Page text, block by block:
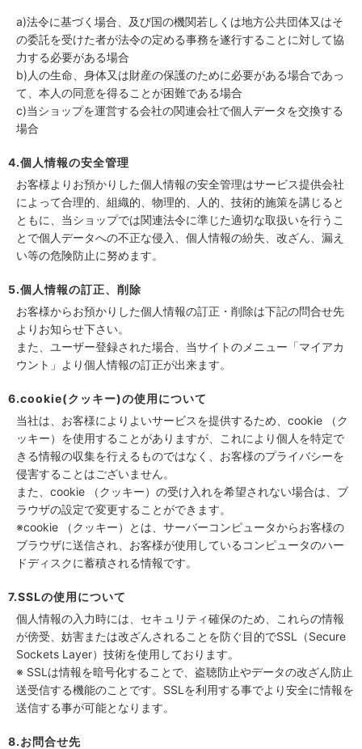
a)法令に基づく場合、及び国の機関若しくは地方公共団体又はそ
の委託を受けた者が法令の定める事務を遂行することに対して協
力する必要がある場合
b)人の生命、身体又は財産の保護のために必要がある場合であっ
て、本人の同意を得ることが困難である場合
c)当ショップを運営する会社の関連会社で個人データを交換する
場合
4.個人情報の安全管理
お客様よりお預かりした個人情報の安全管理はサービス提供会社
によって合理的、組織的、物理的、人的、技術的施策を講じると
ともに、当ショップでは関連法令に準じた適切な取扱いを行うこ
とで個人データへの不正な侵入、個人情報の紛失、改ざん、漏え
い等の危険防止に努めます。
5.個人情報の訂正、削除
お客様からお預かりした個人情報の訂正・削除は下記の問合せ先
よりお知らせ下さい。
また、ユーザー登録された場合、当サイトのメニュー「マイアカ
ウント」より個人情報の訂正が出来ます。
6.cookie(クッキー)の使用について
当社は、お客様によりよいサービスを提供するため、cookie （ク
ッキー）を使用することがありますが、これにより個人を特定で
きる情報の収集を行えるものではなく、お客様のプライバシーを
侵害することはございません。
また、cookie （クッキー）の受け入れを希望されない場合は、ブ
ラウザの設定で変更することができます。
※cookie （クッキー）とは、サーバーコンピュータからお客様の
ブラウザに送信され、お客様が使用しているコンピュータのハー
ドディスクに蓄積される情報です。
7.SSLの使用について
個人情報の入力時には、セキュリティ確保のため、これらの情報
が傍受、妨害または改ざんされることを防ぐ目的でSSL（Secure
Sockets Layer）技術を使用しております。
※ SSLは情報を暗号化することで、盗聴防止やデータの改ざん防止
送受信する機能のことです。SSLを利用する事でより安全に情報を
送信する事が可能となります。
8.お問合せ先